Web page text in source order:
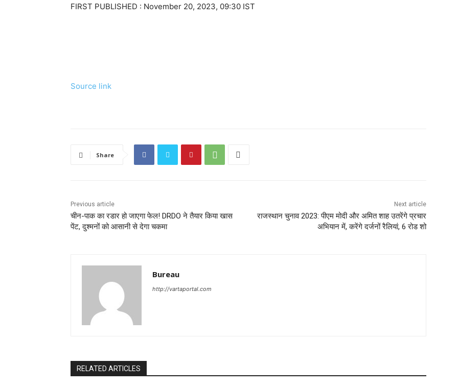
FIRST PUBLISHED : November 20, 2023, 09:30 IST
Source link
Share
Previous article
चीन-पाक का रडार हो जाएगा फेल! DRDO ने तैयार किया खास
पेंट, दुश्मनों को आसानी से देगा चकमा
Next article
राजस्थान चुनाव 2023: पीएम मोदी और अमित शाह उतरेंगे प्रचार
अभियान में, करेंगे दर्जनों रैलियां, 6 रोड शो
Bureau
http://vartaportal.com
RELATED ARTICLES